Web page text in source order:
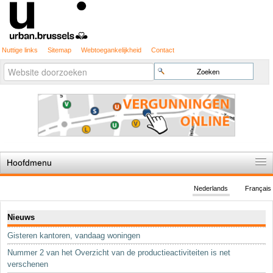
Nuttige links Sitemap Webtoegankelijkheid Contact
Zoek
Geavanceerd
zoeken...
Hoofdmenu
De spelregels
Stedenbouwkundige vergunning
Cartografie
Studies en publicaties
Français
Nederlands
Nieuws
Gisteren kantoren, vandaag woningen
Nummer 2 van het Overzicht van de productieactiviteiten is net
verschenen